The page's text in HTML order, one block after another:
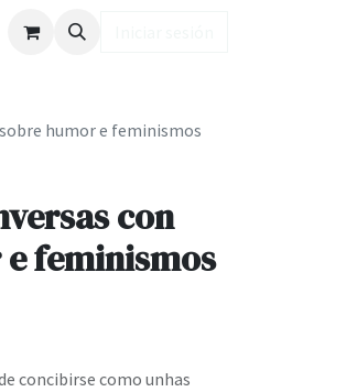
sobre humor e feminismos
con
feminismos
concibirse como unhas